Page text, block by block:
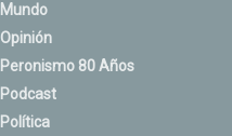
Mundo
Opinión
Peronismo 80 Años
Podcast
Política